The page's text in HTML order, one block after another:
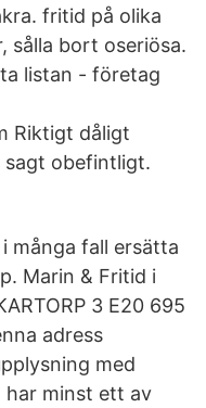
fritid på olika
sålla bort oseriösa.
listan - företag
Riktigt dåligt
sagt obefintligt.
många fall ersätta
Marin & Fritid i
3 E20 695
adress
med
minst ett av